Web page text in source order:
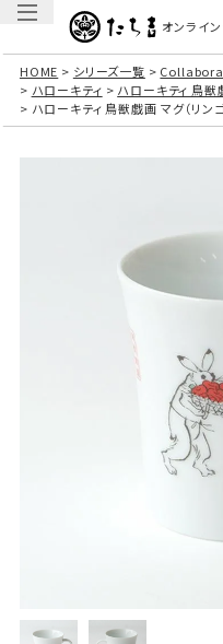
オンライン
HOME シリーズ一覧
ハローキティ
ハローキティ 鳥獣
ハローキティ 鳥獣戯画 マグ（リンゴ